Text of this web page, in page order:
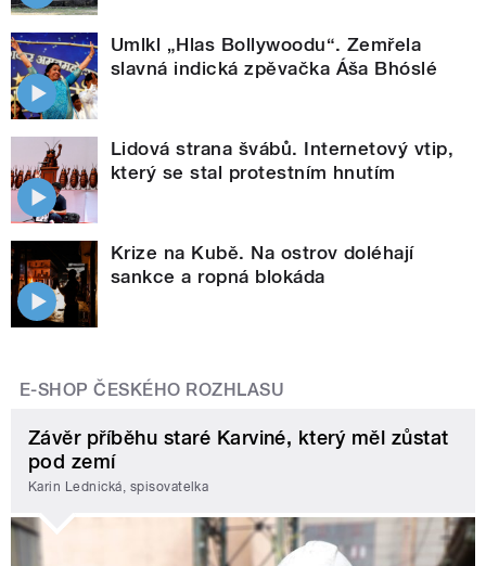
Umlkl „Hlas Bollywoodu“. Zemřela
slavná indická zpěvačka Áša Bhóslé
Lidová strana švábů. Internetový vtip,
který se stal protestním hnutím
Krize na Kubě. Na ostrov doléhají
sankce a ropná blokáda
E-SHOP ČESKÉHO ROZHLASU
Závěr příběhu staré Karviné, který měl zůstat
pod zemí
Karin Lednická, spisovatelka